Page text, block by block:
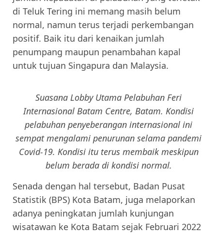
di Teluk Tering ini memang masih belum
normal, namun terus terjadi perkembangan
positif. Baik itu dari kenaikan jumlah
penumpang maupun penambahan kapal
untuk tujuan Singapura dan Malaysia.
Suasana Lobby Utama Pelabuhan Feri
Internasional Batam Centre, Batam. Kondisi
pelabuhan penyeberangan internasional ini
sempat mengalami penurunan selama pandemi
Covid-19. Kondisi itu terus membaik meskipun
belum berada di kondisi normal.
Senada dengan hal tersebut, Badan Pusat
Statistik (BPS) Kota Batam, juga melaporkan
adanya peningkatan jumlah kunjungan
wisatawan ke Kota Batam sejak Februari 2022